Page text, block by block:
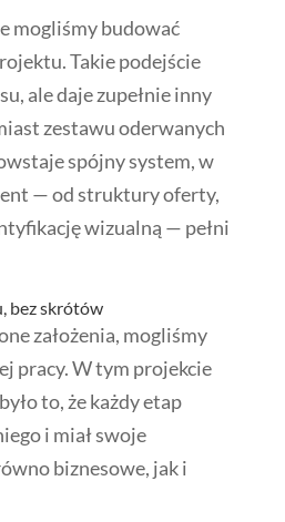
mogliśmy budować
Takie podejście
ale daje zupełnie inny
zestawu oderwanych
spójny system, w
— od struktury oferty,
wizualną — pełni
bez skrótów
założenia, mogliśmy
pracy. W tym projekcie
to, że każdy etap
i miał swoje
biznesowe, jak i